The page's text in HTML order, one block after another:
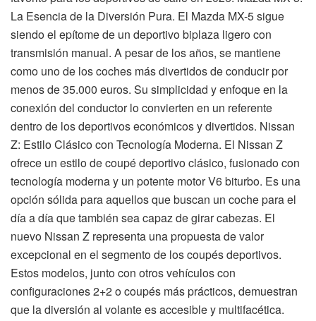
La Esencia de la Diversión Pura. El Mazda MX-5 sigue
siendo el epítome de un deportivo biplaza ligero con
transmisión manual. A pesar de los años, se mantiene
como uno de los coches más divertidos de conducir por
menos de 35.000 euros. Su simplicidad y enfoque en la
conexión del conductor lo convierten en un referente
dentro de los deportivos económicos y divertidos. Nissan
Z: Estilo Clásico con Tecnología Moderna. El Nissan Z
ofrece un estilo de coupé deportivo clásico, fusionado con
tecnología moderna y un potente motor V6 biturbo. Es una
opción sólida para aquellos que buscan un coche para el
día a día que también sea capaz de girar cabezas. El
nuevo Nissan Z representa una propuesta de valor
excepcional en el segmento de los coupés deportivos.
Estos modelos, junto con otros vehículos con
configuraciones 2+2 o coupés más prácticos, demuestran
que la diversión al volante es accesible y multifacética.